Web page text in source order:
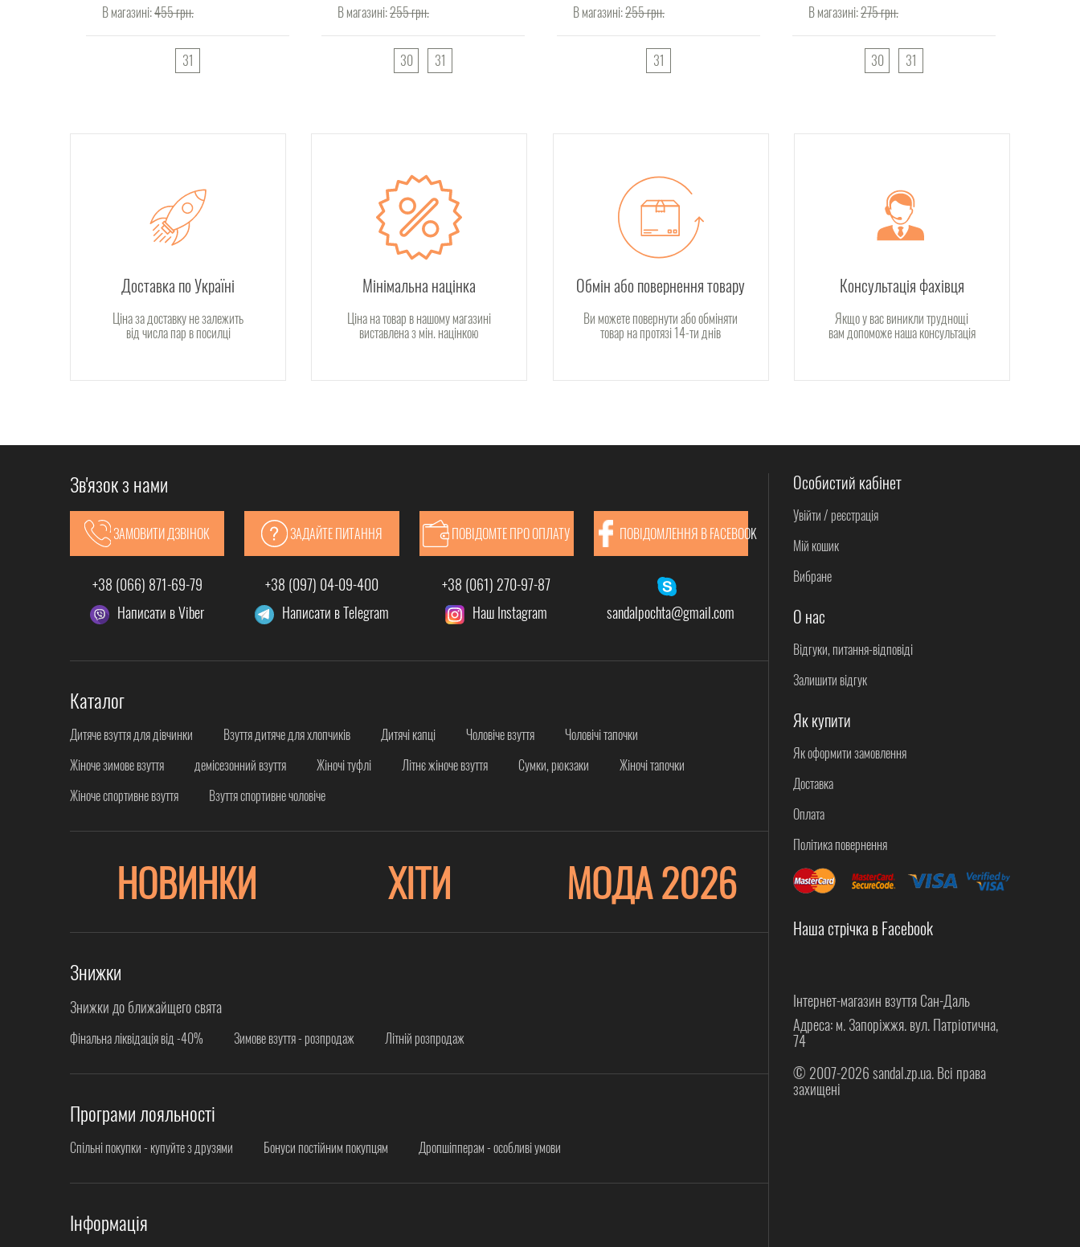
В магазині:455грн.
31
В магазині:255грн.
30 31
В магазині:255грн.
31
В магазині:275грн.
30 31
Доставка по Україні
Ціна за доставку не залежить
від числа пар в посилці
Мінімальна націнка
Ціна на товар в нашому магазині
виставлена з мін. націнкою
Обмін або повернення товару
Ви можете повернути або обміняти
товар на протязі 14-ти днів
Консультація фахівця
Якщо у вас виникли труднощі
вам допоможе наша консультація
Зв'язок з нами
ЗАМОВИТИ ДЗВІНОК ЗАДАЙТЕ ПИТАННЯ ПОВІДОМТЕ ПРО ОПЛАТУ ПОВІДОМЛЕННЯ В FACEBOOK
+38 (066) 871-69-79 +38 (097) 04-09-400
+38 (061) 270-97-87
Написати в Viber
Написати в Telegram Наш Instagram sandalpochta@gmail.com
Каталог
Дитяче взуття для дівчинки Взуття дитяче для хлопчиків Дитячі капці Чоловіче взуття
Чоловічі тапочки
Жіноче зимове взуття
демісезонний взуття Жіночі туфлі Літнє жіноче взуття Сумки, рюкзаки
Жіночі тапочки
Жіноче спортивне взуття
Взуття спортивне чоловіче
НОВИНКИ ХІТИ МОДА 2026
Знижки
Знижки до ближайщего свята
Фінальна ліквідація від -40% Зимове взуття - розпродаж Літній розпродаж
Програми лояльності
Спільні покупки - купуйте з друзями Бонуси постійним покупцям Дропшіпперам - особливі умови
Інформація
Особистий кабінет
Увійти / реєстрація
Мій кошик
Вибране
О нас
Відгуки, питання-відповіді
Залишити відгук
Як купити
Як оформити замовлення
Доставка
Оплата
Політика повернення
Наша стрічка в Facebook
Інтернет-магазин взуття Сан-Даль
Адреса: м. Запоріжжя. вул. Патріотична,
74
© 2007-2026 sandal.zp.ua. Всі права
захищені